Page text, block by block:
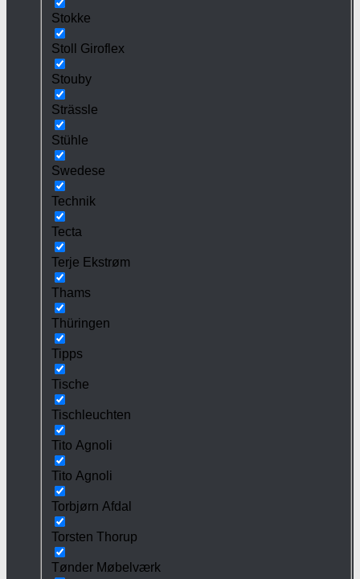
Stokke
Stoll Giroflex
Stouby
Strässle
Stühle
Swedese
Technik
Tecta
Terje Ekstrøm
Thams
Thüringen
Tipps
Tische
Tischleuchten
Tito Agnoli
Tito Agnoli
Torbjørn Afdal
Torsten Thorup
Tønder Møbelværk